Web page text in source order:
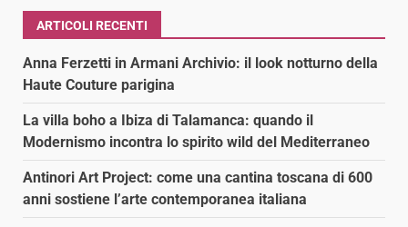
ARTICOLI RECENTI
Anna Ferzetti in Armani Archivio: il look notturno della
Haute Couture parigina
La villa boho a Ibiza di Talamanca: quando il
Modernismo incontra lo spirito wild del Mediterraneo
Antinori Art Project: come una cantina toscana di 600
anni sostiene l’arte contemporanea italiana